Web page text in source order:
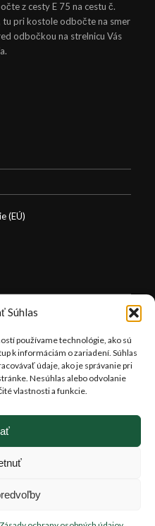
Súhlas
používame technológie, ako sú
k informáciám o zariadení. Súhlas
údaje, ako je správanie pri
Nesúhlas alebo odvolanie
vlastnosti a funkcie.
z cesty E 75 na cestu č.
pri kostole odbočte na smer
odbočkou na strelnicu Vás
(EÚ)